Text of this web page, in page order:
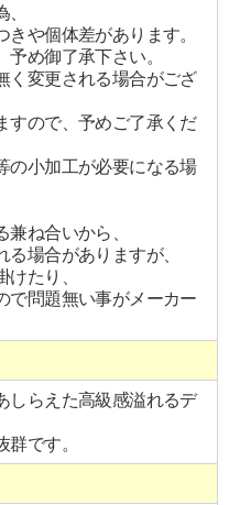
や個体差があります。
め御了承下さい。
く変更される場合がござ
すので、予めご了承くだ
の小加工が必要になる場
ね合いから、
場合がありますが、
たり、
で問題無い事がメーカー
しらえた高級感溢れるデ
です。